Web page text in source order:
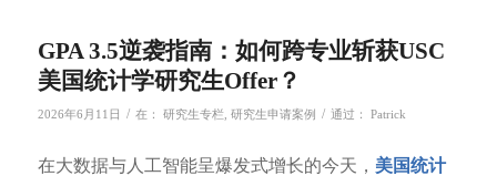
GPA 3.5逆袭指南：如何跨专业斩获USC
美国统计学研究生Offer？
2026年6月11日 / 在： 研究生专栏, 研究生申请案例 / 通过： Patrick
在大数据与人工智能呈爆发式增长的今天， 美国统计